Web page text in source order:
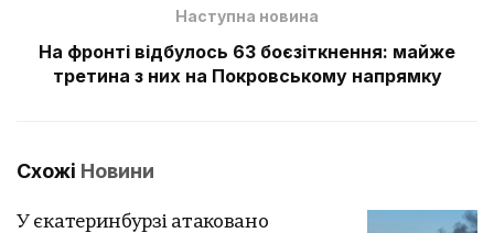
Наступна новина
На фронті відбулось 63 боєзіткнення: майже
третина з них на Покровському напрямку
Схожі Новини
У єкатеринбурзі атаковано